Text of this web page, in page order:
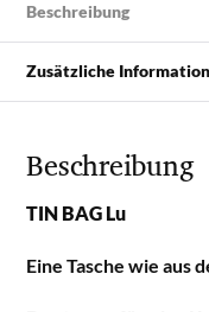
Beschreibung
Zusätzliche
Beschreibung
TIN BAG Lu
Eine Tasche wie aus